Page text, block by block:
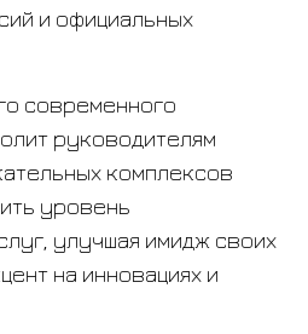
и официальных
современного
руководителям
комплексов
уровень
улучшая имидж своих
на инновациях и